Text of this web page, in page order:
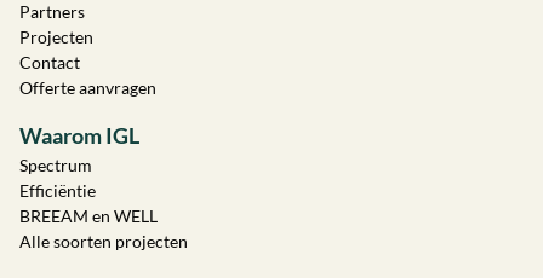
Partners
Projecten
Contact
Offerte aanvragen
Waarom IGL
Spectrum
Efficiëntie
BREEAM en WELL
Alle soorten projecten